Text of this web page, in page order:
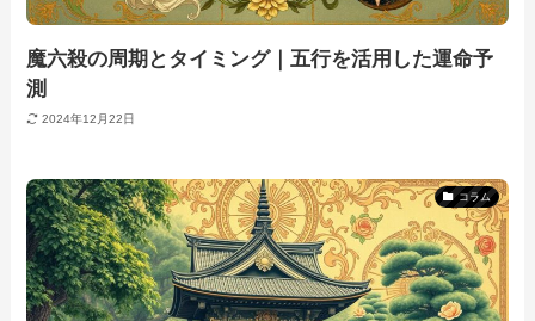
魔六殺の周期とタイミング｜五行を活用した運命予
測
2024年12月22日
コラム